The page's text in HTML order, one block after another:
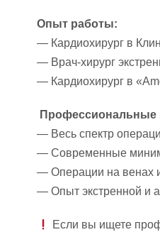
Опыт работы:
— Кардиохирург в
— Врач-хирург
— Кардиохирург в
Профессиональные
— Весь спектр
— Современные
— Операции на венах
— Опыт экстренной и
Если вы ищете